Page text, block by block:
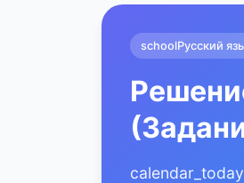
schoolРусский
calendar_today